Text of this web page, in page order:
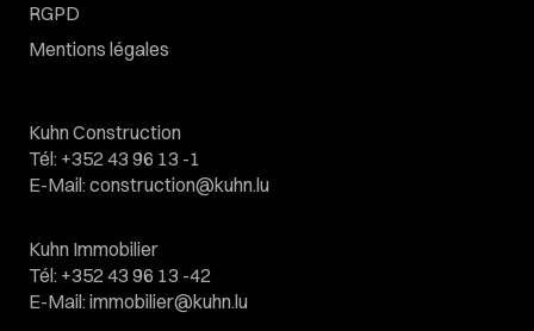
RGPD
Mentions légales
Kuhn Construction
Tél: +352 43 96 13 -1
E-Mail: construction@kuhn.lu
Kuhn Immobilier
Tél: +352 43 96 13 -42
E-Mail: immobilier@kuhn.lu